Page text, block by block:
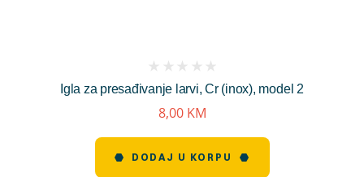
Igla za presađivanje larvi, Cr (inox), model 2
reviews)
8,00 KM
DODAJ U KORPU